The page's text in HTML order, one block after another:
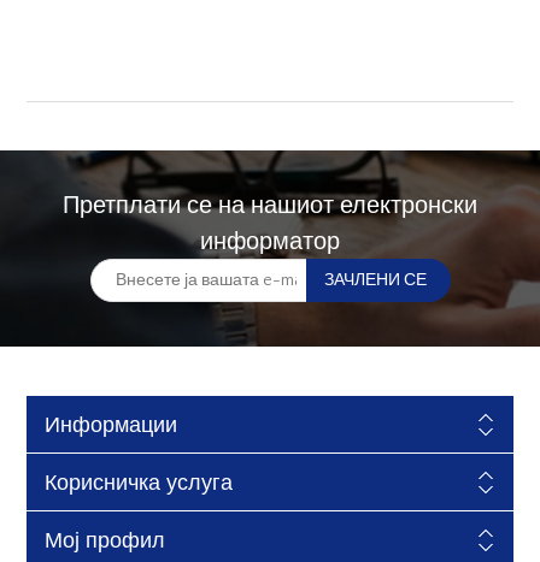
Претплати се на нашиот електронски
информатор
Информации
Корисничка услуга
Мој профил